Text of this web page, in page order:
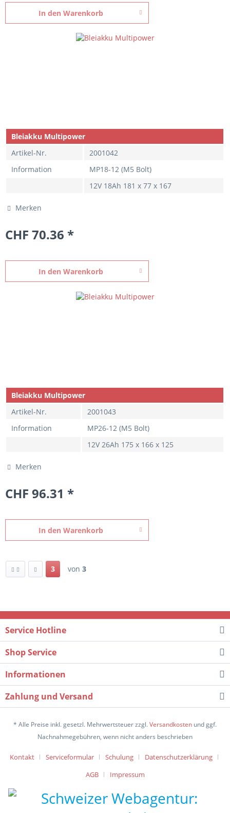
In den Warenkorb
Bleiakku Multipower
Artikel-Nr.
2001042
Information
MP18-12 (M5 Bolt)
12V 18Ah 181 x 77 x 167
Merken
CHF 70.36 *
In den Warenkorb
Bleiakku Multipower
Artikel-Nr.
2001043
Information
MP26-12 (M5 Bolt)
12V 26Ah 175 x 166 x 125
Merken
CHF 96.31 *
In den Warenkorb
3 von 3
Service Hotline
Shop Service
Informationen
Zahlung und Versand
* Alle Preise inkl. gesetzl. Mehrwertsteuer zzgl.Versandkosten und ggf.
Nachnahmegebühren, wenn nicht anders beschrieben
Kontakt Serviceformular Schulung
Datenschutzerklärung
AGB
Impressum